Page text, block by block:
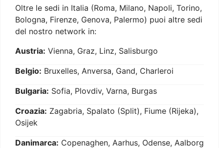
Oltre le sedi in Italia (Roma, Milano, Napoli, Torino,
Bologna, Firenze, Genova, Palermo) puoi altre sedi
del nostro network in:
Austria: Vienna, Graz, Linz, Salisburgo
Belgio: Bruxelles, Anversa, Gand, Charleroi
Bulgaria: Sofia, Plovdiv, Varna, Burgas
Croazia: Zagabria, Spalato (Split), Fiume (Rijeka),
Osijek
Danimarca: Copenaghen, Aarhus, Odense, Aalborg